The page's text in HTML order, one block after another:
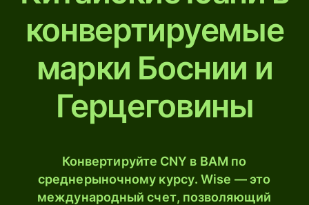
конвертируемые
марки Боснии и
Герцеговины
Конвертируйте CNY в BAM по
среднерыночному курсу. Wise — это
международный счет, позволяющий